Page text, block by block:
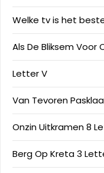
Welke tv is het
Als De Bliksem Voor
Letter V
Van Tevoren
Onzin Uitkramen 8
Berg Op Kreta 3